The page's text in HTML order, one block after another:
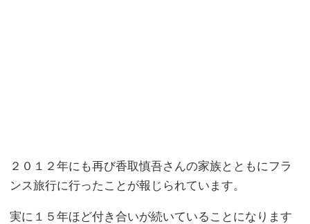
２０１２年にも再び香取慎吾さんの家族とともにフラ
ンス旅行に行ったことが報じられています。
実に１５年ほど付き合いが続いていることになります